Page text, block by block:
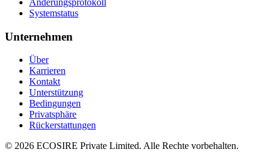
Systemstatus
Unternehmen
Über
Karrieren
Kontakt
Unterstützung
Bedingungen
Privatsphäre
Rückerstattungen
© 2026 ECOSIRE Private Limited. Alle Rechte vorbehalten.